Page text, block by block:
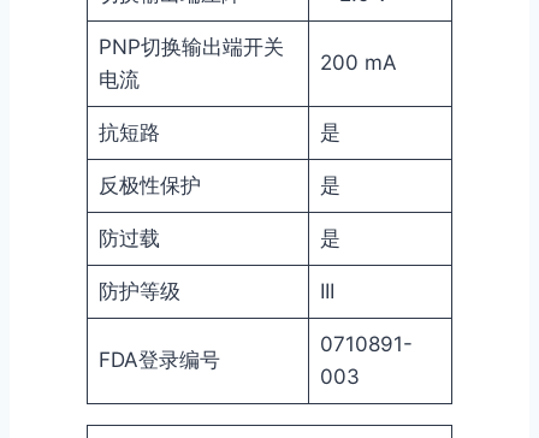
PNP切换输出端开关
电流
200 mA
抗短路 是
反极性保护 是
防过载 是
防护等级 III
FDA登录编号
0710891-
003